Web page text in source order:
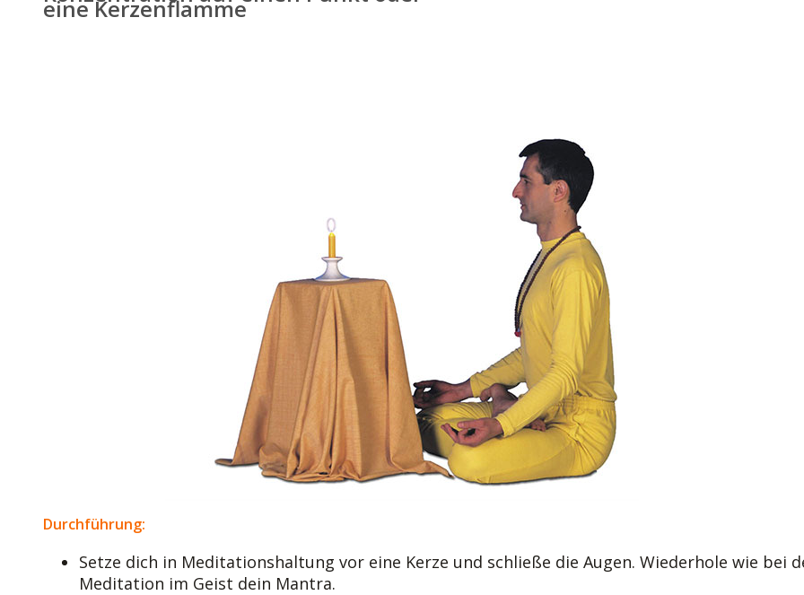
eine Kerzenflamme
Durchführung:
Setze dich in Meditationshaltung vor eine Kerze und schließe die Augen. Wiederhole wie bei
Meditation im Geist dein Mantra.